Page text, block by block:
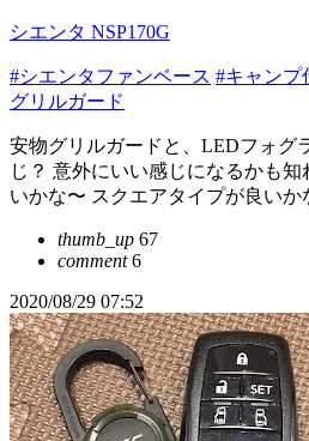
シエンタ NSP170G
#シエンタファンベース #キャンプ
グリルガード
安物グリルガードと、LEDフォグ
じ？ 意外にいい感じになるかも
いかな〜 スクエアタイプが良いか
thumb_up 67
comment6
2020/08/29 07:52